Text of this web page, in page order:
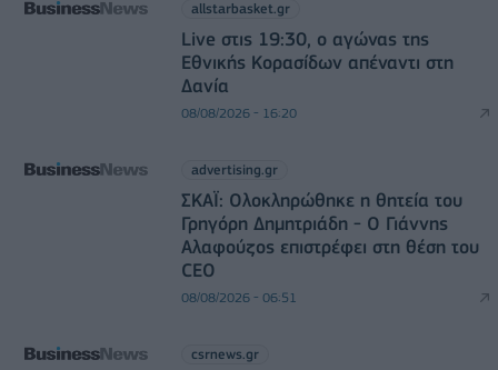
allstarbasket.gr
Live στις 19:30, ο αγώνας της
Εθνικής Κορασίδων απέναντι στη
Δανία
08/08/2026 - 16:20
advertising.gr
ΣΚΑΪ: Ολοκληρώθηκε η θητεία του
Γρηγόρη Δημητριάδη - Ο Γιάννης
Αλαφούζος επιστρέφει στη θέση του
CEO
08/08/2026 - 06:51
csrnews.gr